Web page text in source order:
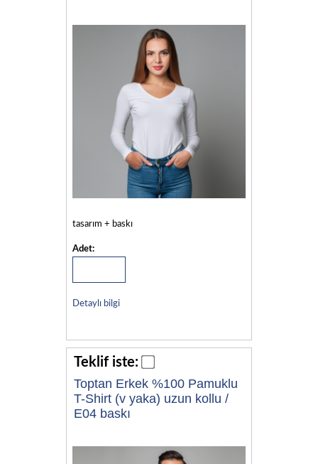
tasarım + baskı
Adet:
Detaylı bilgi
Teklif iste:
Toptan Erkek %100 Pamuklu
T-Shirt (v yaka) uzun kollu /
E04 baskı